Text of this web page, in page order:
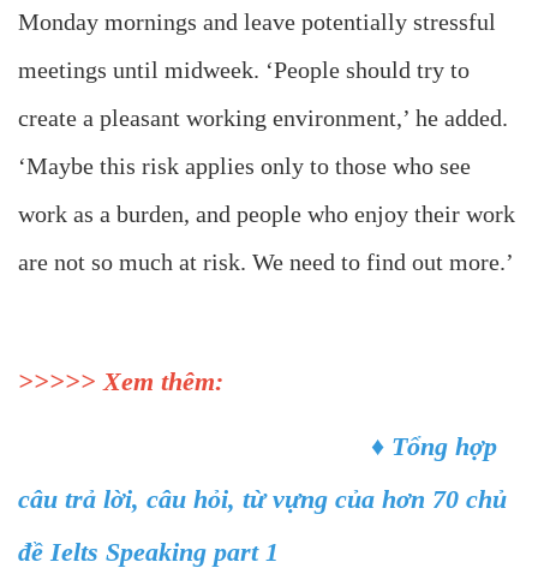
Monday mornings and leave potentially stressful
meetings until midweek. ‘People should try to
create a pleasant working environment,’ he added.
‘Maybe this risk applies only to those who see
work as a burden, and people who enjoy their work
are not so much at risk. We need to find out more.’
>>>>> Xem thêm:
♦ Tổng hợp
câu trả lời, câu hỏi, từ vựng của hơn 70 chủ
đề Ielts Speaking part 1